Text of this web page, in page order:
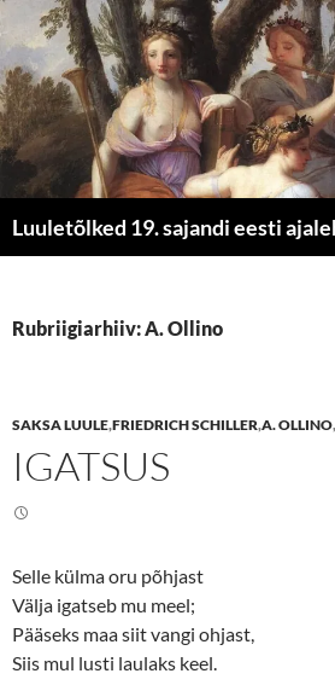
Luuletõlked 19. sajandi eesti
Rubriigiarhiiv: A. Ollino
SAKSA LUULE,FRIEDRICH SCHILLER,A. OLLINO,
IGATSUS
Selle külma oru põhjast
Välja igatseb mu meel;
Pääseks maa siit vangi ohjast,
Siis mul lusti laulaks keel.